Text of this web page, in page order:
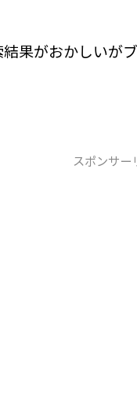
果がおかしいが
スポンサー